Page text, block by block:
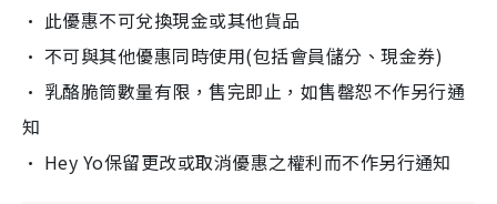
• 此優惠不可兌換現金或其他貨品
• 不可與其他優惠同時使用(包括會員儲分、現金券)
• 乳酪脆筒數量有限，售完即止，如售罄恕不作另行通
知
• Hey Yo保留更改或取消優惠之權利而不作另行通知